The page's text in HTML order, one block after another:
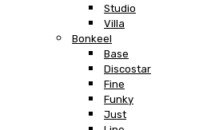
Studio
Villa
Bonkeel
Base
Discostar
Fine
Funky
Just